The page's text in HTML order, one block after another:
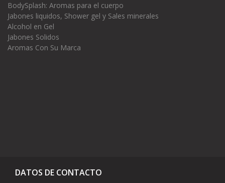
BodySplash: Aromas para el cuerpo
Jabones liquidos, Shower gel y Sales minerales
Alcohol en Gel
Jabones Solidos
Aromas Con Su Marca
DATOS DE CONTACTO